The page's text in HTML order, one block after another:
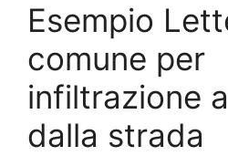
Esempio
comune per
infiltrazione
dalla strada